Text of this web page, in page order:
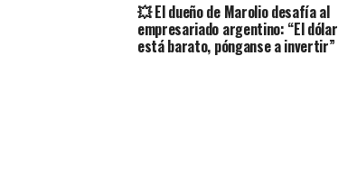
💥 El dueño de Marolio desafía al
empresariado argentino: “El dólar
está barato, pónganse a invertir”